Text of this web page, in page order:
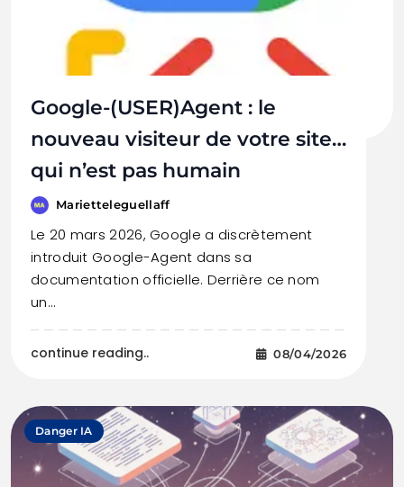
Google-(USER)Agent : le
nouveau visiteur de votre site…
qui n’est pas humain
Marietteleguellaff
Le 20 mars 2026, Google a discrètement
introduit Google-Agent dans sa
documentation officielle. Derrière ce nom
un…
continue reading.. 08/04/2026
Danger IA